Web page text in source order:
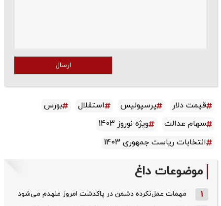
ارسال
قیمت دلار پرسپولیس استقلال
بورس
سهام عدالت
ویژه نوروز 1403
انتخابات ریاست جمهوری 1403
موضوعات داغ
1 مهمات عمل‌نکرده دشمن در پاکدشت امروز منهدم می‌شود